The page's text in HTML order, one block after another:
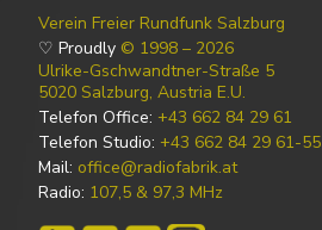
Verein Freier Rundfunk Salzburg
♡ Proudly © 1998 – 2026
Ulrike-Gschwandtner-Straße 5
5020 Salzburg, Austria E.U.
Telefon Office: +43 662 84 29 61
Telefon Studio: +43 662 84 29 61-55
Mail: office@radiofabrik.at
Radio: 107,5 & 97,3 MHz